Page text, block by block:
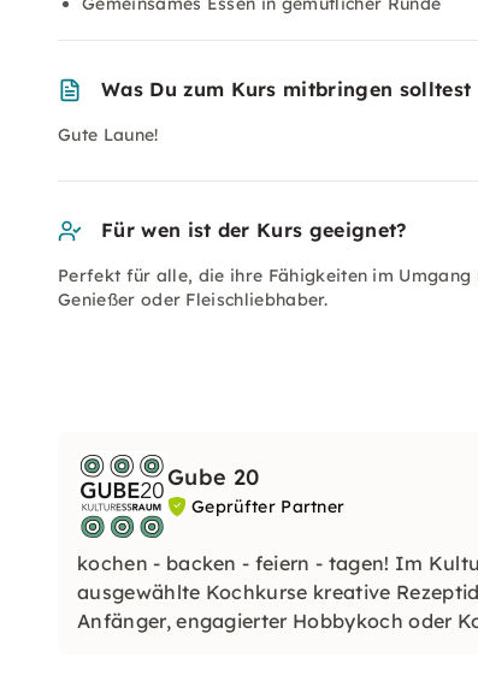
Was Du zum Kurs mitbringen solltest
Gute Laune!
Für wen ist der Kurs geeignet?
Perfekt für alle, die ihre Fähigkeiten im
Genießer oder Fleischliebhaber.
Gube 20
Geprüfter Partner
kochen - backen - feiern - tagen! Im
ausgewählte Kochkurse kreative
Anfänger, engagierter Hobbykoch oder